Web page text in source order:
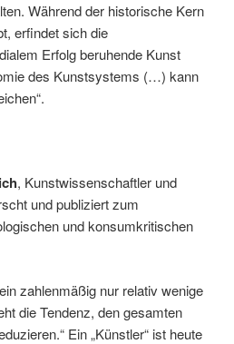
Während der historische Kern
erfindet sich die
Erfolg beruhende Kunst
des Kunstsystems (…) kann
, Kunstwissenschaftler und
und publiziert zum
und konsumkritischen
zahlenmäßig nur relativ wenige
die Tendenz, den gesamten
Ein „Künstler“ ist heute